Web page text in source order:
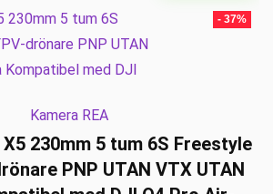
- 37%
Kamera REA
X5 230mm 5 tum 6S Freestyle
PNP UTAN VTX UTAN